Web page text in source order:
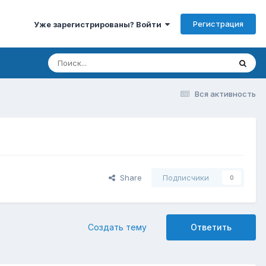
Уже зарегистрированы? Войти Регистрация
Вся активность
Share Подписчики 0
Ответить
Создать тему